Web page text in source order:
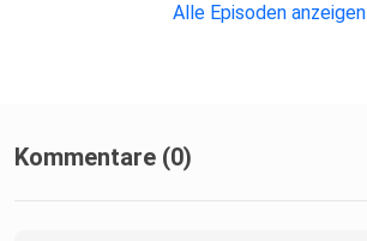
Alle Episoden anzeigen
Kommentare (0)